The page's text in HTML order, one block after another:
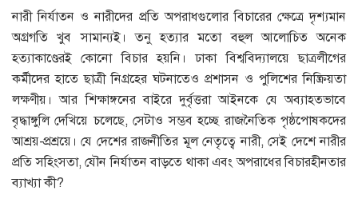
নারী নির্যাতন ও নারীদের প্রতি অপরাধগুলোর বিচারের ক্ষেত্রে দৃশ্যমান
অগ্রগতি খুব সামান্যই। তনু হত্যার মতো বহুল আলোচিত অনেক
হত্যাকাণ্ডেরই কোনো বিচার হয়নি। ঢাকা বিশ্ববিদ্যালয়ে ছাত্রলীগের
কর্মীদের হাতে ছাত্রী নিগ্রহের ঘটনাতেও প্রশাসন ও পুলিশের নিষ্ক্রিয়তা
লক্ষণীয়। আর শিক্ষাঙ্গনের বাইরে দুর্বৃত্তরা আইনকে যে অব্যাহতভাবে
বৃদ্ধাঙ্গুলি দেখিয়ে চলেছে, সেটাও সম্ভব হচ্ছে রাজনৈতিক পৃষ্ঠপোষকদের
আশ্রয়-প্রশ্রয়ে। যে দেশের রাজনীতির মূল নেতৃত্বে নারী, সেই দেশে নারীর
প্রতি সহিংসতা, যৌন নির্যাতন বাড়তে থাকা এবং অপরাধের বিচারহীনতার
ব্যাখ্যা কী?